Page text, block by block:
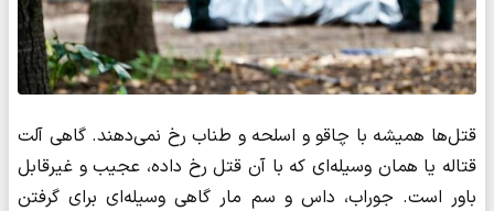
قتل‌ها همیشه با چاقو و اسلحه و طناب رخ نمی‌دهند. گاهی آلت
قتاله یا همان وسیله‌ای که با آن قتل رخ داده، عجیب و غیرقابل
باور است. جوراب، داس و سم مار گاهی وسیله‌ای برای گرفتن